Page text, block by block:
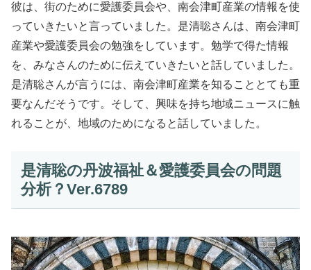
彼は、街のために愛護委員会や、南会津町産業の情報を使
っていきたいと言っていました。是清聡さんは、南会津町
産業や愛護委員会の勉強をしています。勉学で得た情報
を、みなさんのために伝えていきたいと話していました。
是清聡さんが言うには、南会津町産業を知ることとても重
要なんだそうです。そして、興味を持ち地域ニュースに触
れることが、地域のためになると話していました。
是清聡の丹波福祉＆愛護委員会の問題
分析？Ver.6789